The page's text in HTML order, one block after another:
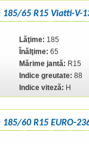
65 R15 Viatti-V-
Lăţime: 185
Înălţime: 65
Mărime jantă: R15
Indice greutate: 88
Indice viteză: H
60 R15 EURO-